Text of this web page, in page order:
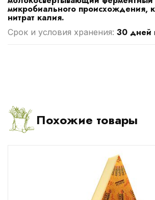
микробиального происхождения,
нитрат калия.
Срок и условия хранения: 30 дней
Похожие товары